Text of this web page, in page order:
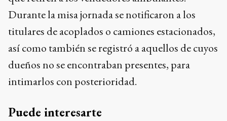
Durante la misa jornada se notificaron a los
titulares de acoplados o camiones estacionados,
así como también se registró a aquellos de cuyos
dueños no se encontraban presentes, para
intimarlos con posterioridad.
Puede interesarte